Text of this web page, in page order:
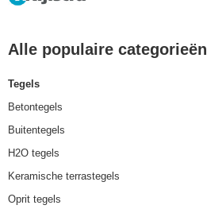
Alle populaire categorieën
Tegels
Betontegels
Buitentegels
H2O tegels
Keramische terrastegels
Oprit tegels